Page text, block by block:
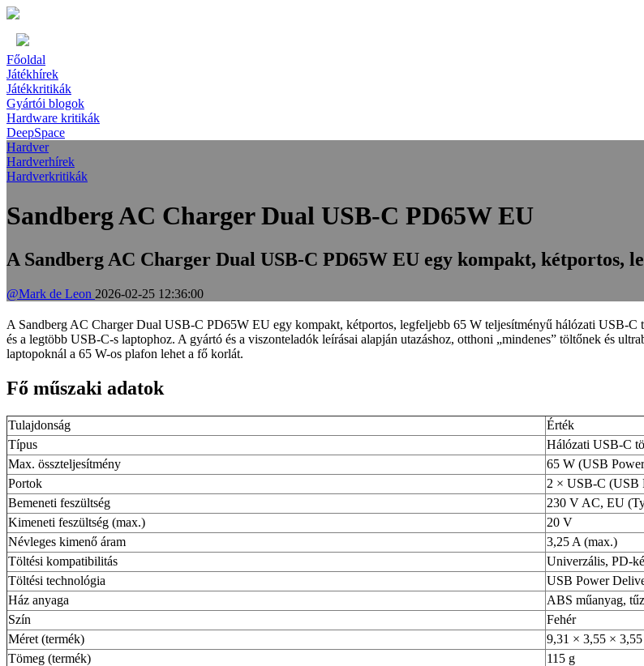
Főoldal
Játékhírek
Játékkritikák
Gyártói blogok
Hardware kritikák
DeepSpace
Hardver
Hardverhírek
Hardverkritikák
Sandberg AC Charger Dual USB-C PD65W EU
A Sandberg AC Charger Dual USB-C PD65W EU egy kompakt, kétportos,
@Mark de Leon 2026-02-25 12:36:00
A Sandberg AC Charger Dual USB-C PD65W EU egy kompakt, kétportos, legfeljebb 65 W teljesítményű hálózati USB-C
és a legtöbb USB‑C-s laptophoz. A gyártó és a viszonteladók leírásai alapján utazáshoz, otthoni „mindenes” töltőnek és
laptopoknál a 65 W-os plafon lehet a fő korlát.
Fő műszaki adatok
Tulajdonság
Érték
Típus
Hálózati USB-C
Max. összteljesítmény
65 W (USB
Portok
2 × USB‑C (USB
Bemeneti feszültség
230 V AC, EU
Kimeneti feszültség (max.)
20 V
Névleges kimenő áram
3,25 A (max.)
Töltési kompatibilitás
Univerzális, PD-
Töltési technológia
USB Power
Ház anyaga
ABS műanyag,
Szín
Fehér
Méret (termék)
9,31 × 3,55 ×
Tömeg (termék)
115 g